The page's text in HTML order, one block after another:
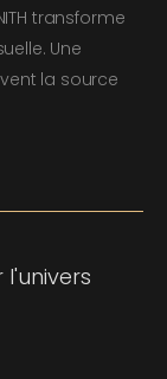
transforme
Une
la source
l'univers